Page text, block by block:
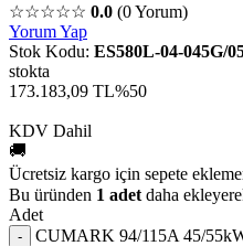
☆☆☆☆☆ 0.0 (0 Yorum)
Yorum Yap
Stok Kodu: ES580L-04-045G/
stokta
173.183,09 TL%50
KDV Dahil
🚚
Ücretsiz kargo için sepete
Bu üründen 1 adet daha
Adet
CUMARK 94/115A 45/